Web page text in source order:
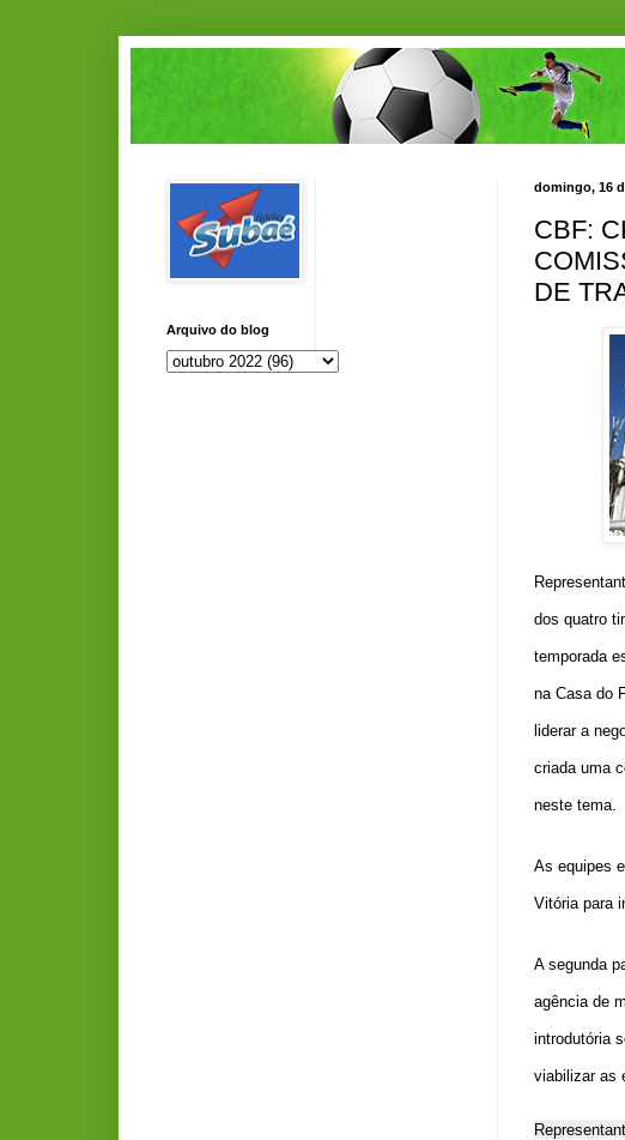
domingo, 16
CBF:
DE
dos quatro
temporada
na Casa do
liderar a
criada uma
neste tema.
As equipes
Vitória para
A segunda
agência de
introdutória
viabilizar as
Arquivo do blog